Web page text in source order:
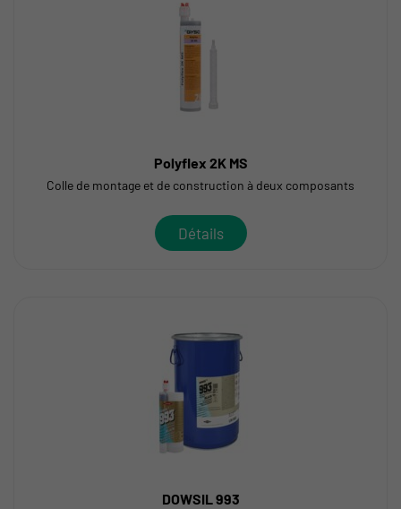
Polyflex 2K MS
Colle de montage et de construction à deux composants
Détails
DOWSIL 993